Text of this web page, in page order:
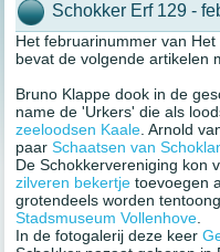
Schokker Erf 129 -
Het februarinummer van
bevat de volgende artikelen
Bruno Klappe dook in de
name de 'Urkers' die als
zeeloodsen Kaale . Arnold
paarSchaatsen van
De Schokkervereniging kon
zilveren bekertje toevoegen
grotendeels worden
Stadsmuseum Vollenhove
In de fotogalerij deze keer